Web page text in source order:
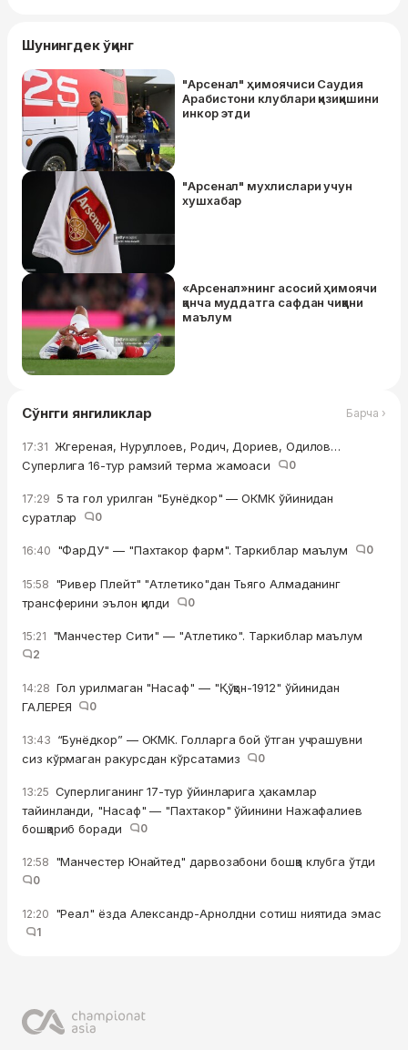
Шунингдек ўқинг
"Арсенал" ҳимоячиси Саудия
Арабистони клублари қизиқишини
инкор этди
"Арсенал" мухлислари учун
хушхабар
«Арсенал»нинг асосий ҳимоячи
қанча муддатга сафдан чиққани
маълум
Сўнгги янгиликлар Барча ›
17:31 Жгереная, Нуруллоев, Родич, Дориев, Одилов…
Суперлига 16-тур рамзий терма жамоаси
0
17:29 5 та гол урилган "Бунёдкор" — ОКМК ўйинидан
суратлар
0
16:40 "ФарДУ" — "Пахтакор фарм". Таркиблар маълум 0
15:58 "Ривер Плейт" "Атлетико"дан Тьяго Алмаданинг
трансферини эълон қилди
0
15:21 "Манчестер Сити" — "Атлетико". Таркиблар маълум
2
14:28 Гол урилмаган "Насаф" — "Қўқон-1912" ўйинидан
ГАЛЕРЕЯ
0
13:43 “Бунёдкор” — ОКМК. Голларга бой ўтган учрашувни
сиз кўрмаган ракурсдан кўрсатамиз
0
13:25 Суперлиганинг 17-тур ўйинларига ҳакамлар
тайинланди, "Насаф" — "Пахтакор" ўйинини Нажафалиев
бошқариб боради
0
12:58 "Манчестер Юнайтед" дарвозабони бошқа клубга ўтди
0
12:20 "Реал" ёзда Александр-Арнолдни сотиш ниятида эмас
1